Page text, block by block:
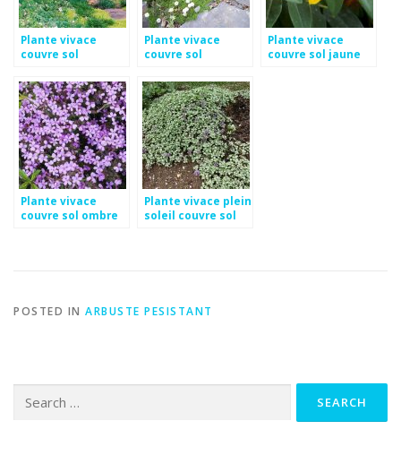
Plante vivace
couvre sol
Plante vivace
couvre sol
Plante vivace
couvre sol jaune
Plante vivace
couvre sol ombre
Plante vivace plein
soleil couvre sol
POSTED IN ARBUSTE PESISTANT
for: